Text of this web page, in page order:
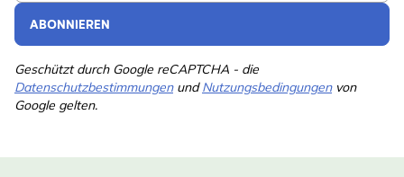
ABONNIEREN
Geschützt durch Google reCAPTCHA - die
DatenschutzbestimmungenundNutzungsbedingungenvon
Google gelten.